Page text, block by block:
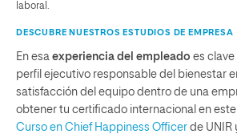
laboral.
DESCUBRE NUESTROS ESTUDIOS DE EMPRESA
En esa experiencia del empleado es clave
perfil ejecutivo responsable del bienestar
satisfacción del equipo dentro de una
obtener tu certificado internacional en este
Curso en Chief Happiness Officer de UNIR